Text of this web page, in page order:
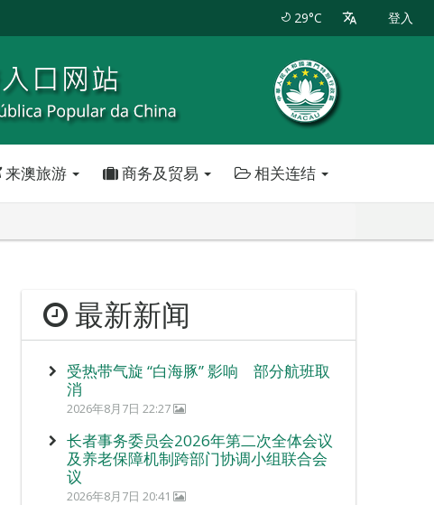
29°C 登入
来澳旅游 商务及贸易 相关连结
最新新闻
受热带气旋 “白海豚” 影响 部分航班取
消
2026年8月7日 22:27
长者事务委员会2026年第二次全体会议
及养老保障机制跨部门协调小组联合会
议
2026年8月7日 20:41